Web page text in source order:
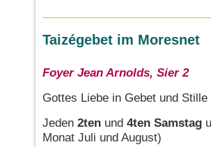
Taizégebet im Moresnet
Foyer Jean Arnolds, Sier 2
Gottes Liebe in Gebet und
Jeden 2ten und 4ten Samstag
Monat Juli und August)